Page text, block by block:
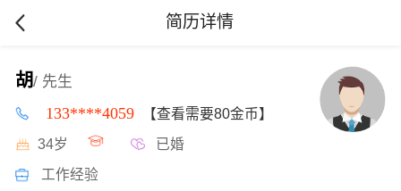
简历详情
胡/ 先生
133****4059 【查看需要80金币】
34岁 已婚
工作经验